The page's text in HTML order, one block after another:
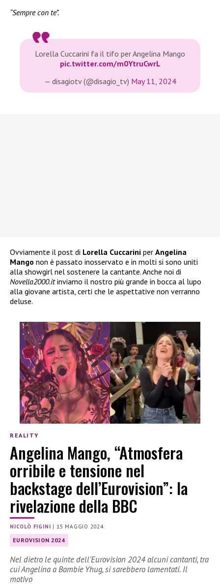
“Sempre con te”.
Lorella Cuccarini fa il tifo per Angelina Mango
pic.twitter.com/m0YtruCwrL
— disagiotv (@disagio_tv) May 11, 2024
Ovviamente il post di Lorella Cuccarini per Angelina
Mango non è passato inosservato e in molti si sono uniti
alla showgirl nel sostenere la cantante. Anche noi di
Novella2000.itinviamo il nostro più grande in bocca al lupo
alla giovane artista, certi che le aspettative non verranno
deluse.
REALITY
Angelina Mango, “Atmosfera
orribile e tensione nel
backstage dell’Eurovision”: la
rivelazione della BBC
NICOLÒ FIGINI | 15 MAGGIO 2024
EUROVISION 2024
Nel dietro le quinte dell’Eurovision 2024 alcuni cantanti, tra
cui Angelina a Bambie Yhug, si sarebbero lamentati. Il
motivo